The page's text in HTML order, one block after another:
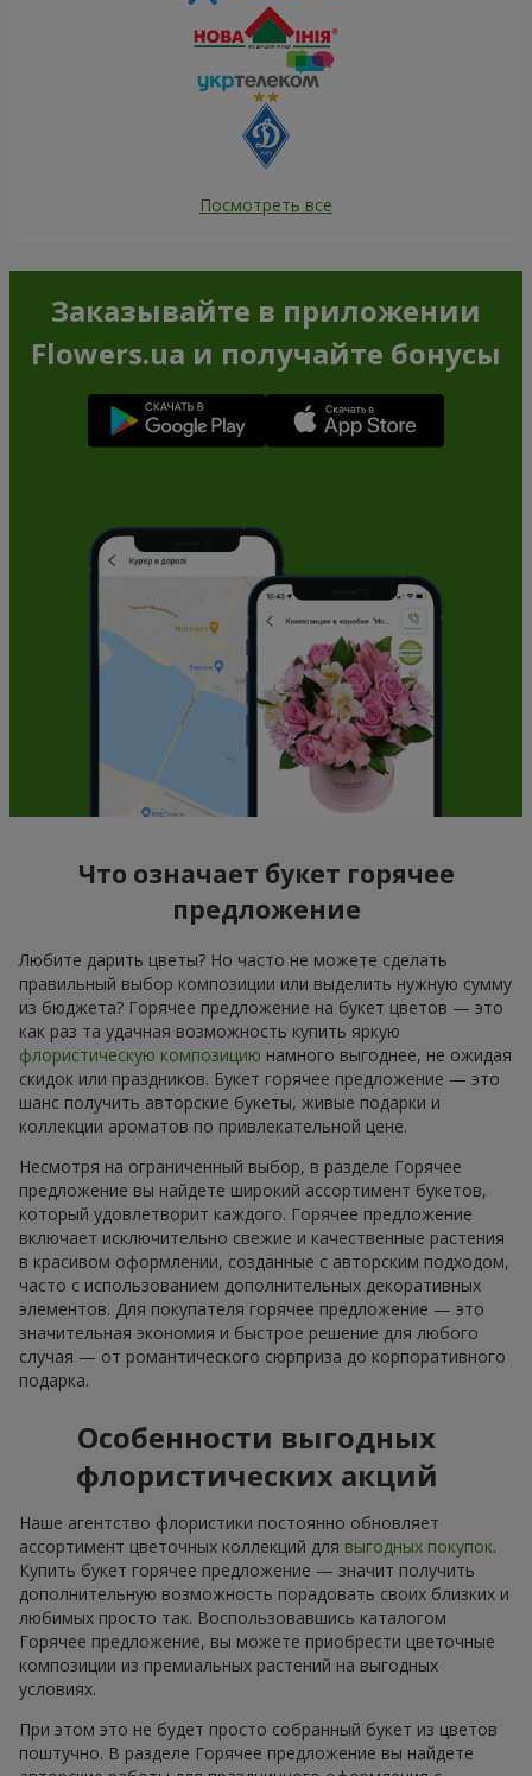
Посмотреть все
Заказывайте в приложении
Flowers.ua и получайте бонусы
Что означает букет горячее
предложение
Любите дарить цветы? Но часто не можете сделать
правильный выбор композиции или выделить нужную сумму
из бюджета? Горячее предложение на букет цветов — это
как раз та удачная возможность купить яркую
флористическую композицию намного выгоднее, не ожидая
скидок или праздников. Букет горячее предложение — это
шанс получить авторские букеты, живые подарки и
коллекции ароматов по привлекательной цене.
Несмотря на ограниченный выбор, в разделе Горячее
предложение вы найдете широкий ассортимент букетов,
который удовлетворит каждого. Горячее предложение
включает исключительно свежие и качественные растения
в красивом оформлении, созданные с авторским подходом,
часто с использованием дополнительных декоративных
элементов. Для покупателя горячее предложение — это
значительная экономия и быстрое решение для любого
случая — от романтического сюрприза до корпоративного
подарка.
Особенности выгодных
флористических акций
Наше агентство флористики постоянно обновляет
ассортимент цветочных коллекций для выгодных покупок.
Купить букет горячее предложение — значит получить
дополнительную возможность порадовать своих близких и
любимых просто так. Воспользовавшись каталогом
Горячее предложение, вы можете приобрести цветочные
композиции из премиальных растений на выгодных
условиях.
При этом это не будет просто собранный букет из цветов
поштучно. В разделе Горячее предложение вы найдете